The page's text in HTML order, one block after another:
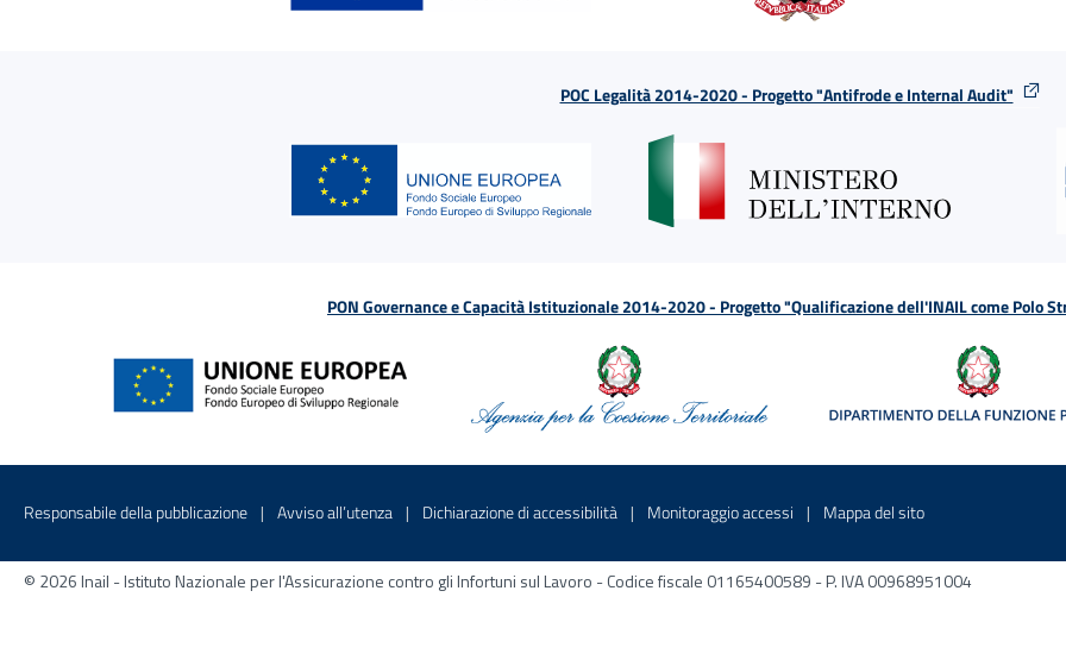
POC Legalità 2014-2020 - Progetto "Antifrode e Internal Audit"
PON Governance e Capacità Istituzionale 2014-2020 - Progetto "Qualificazione dell'INAIL come Polo
Menu di servizio
Responsabile della pubblicazione Sito interno - Apre in una nuova finestra
Avviso all’utenza Sito interno - Apre in una nuova finestra
Dichiarazione di accessibilità Sito interno - Apre in una nuova finestra
Monitoraggio accessi Sito interno - Apre in una nuova
Mappa del sitoSito interno - Apre
© 2026 Inail - Istituto Nazionale per l'Assicurazione contro gli Infortuni sul Lavoro - Codice fiscale 01165400589 - P. IVA 00968951004